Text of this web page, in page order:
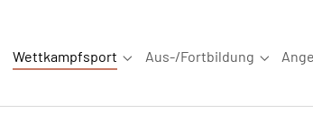
"News"for "Blog"
Wettkampfsport
Submenu for
Aus-/Fortbildung